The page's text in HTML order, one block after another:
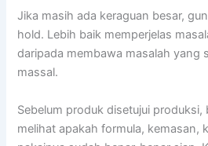
Jika masih ada keraguan besar,
hold. Lebih baik memperjelas
daripada membawa masalah yang
massal.
Sebelum produk disetujui
melihat apakah formula, kemasan,